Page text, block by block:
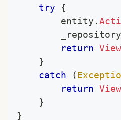
try
{
		entity
.
		_repository
return View
}
catch
(
return View
}
}